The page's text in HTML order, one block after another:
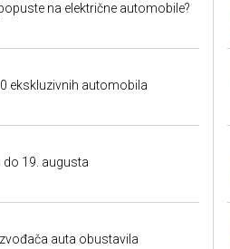
na električne automobile?
ekskluzivnih automobila
19. augusta
auta obustavila